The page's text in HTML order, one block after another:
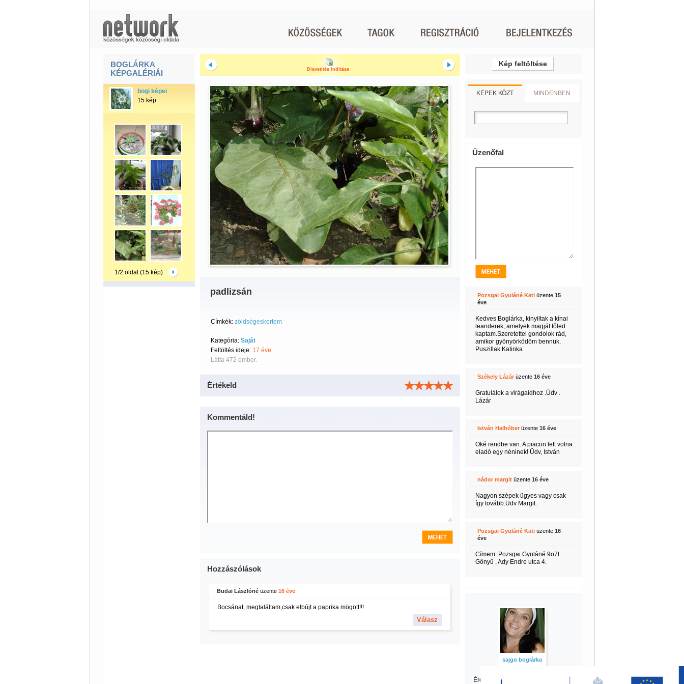
BOGLÁRKA
KÉPGALÉRIÁI
bogi képei
15 kép
1/2 oldal (15 kép)
Diavetítés indítása
padlizsán
Címkék: zöldségeskertem
Kategória: Saját
Feltöltés ideje: 17 éve
Látta 472 ember.
Értékeld
Kommentáld!
Hozzászólások
Budai Lászlónéüzente 16 éve
Bocsánat, megtaláltam,csak elbújt a paprika mögött!!!
Válasz
Kép feltöltése
KÉPEK KÖZT MINDENBEN
Üzenőfal
Pozsgai Gyuláné Katiüzente 15
éve
Kedves Boglárka, kinyiltak a kínai
leanderek, amelyek magját tőled
kaptam.Szeretettel gondolok rád,
amikor gyönyörködöm bennük.
Puszillak Katinka
Székely Lázárüzente 16 éve
Gratulálok a virágaidhoz .Űdv .
Lázár
István Halhóberüzente 16 éve
Oké rendbe van. A piacon lett volna
eladó egy néninek! Üdv, István
nádor margitüzente 16 éve
Nagyon szépek ügyes vagy csak
így tovább.Üdv Margit.
Pozsgai Gyuláné Katiüzente 16
éve
Címem: Pozsgai Gyuláné 9o7l
Gönyű , Ady Endre utca 4.
sajgo boglárka
Érdekel boglárka